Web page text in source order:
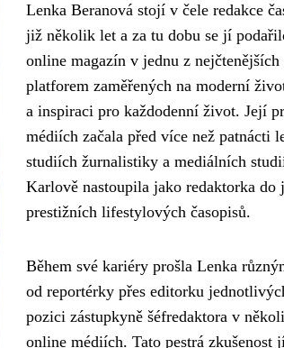
Lenka Beranová stojí v čele redakce
již několik let a za tu dobu se jí
online magazín v jednu z nejčtenějších
platforem zaměřených na moderní
a inspiraci pro každodenní život. Její
médiích začala před více než patnácti
studiích žurnalistiky a mediálních
Karlově nastoupila jako redaktorka do
prestižních lifestylových časopisů.
Během své kariéry prošla Lenka
od reportérky přes editorku
pozici zástupkyně šéfredaktora v
online médiích. Tato pestrá zkušenost